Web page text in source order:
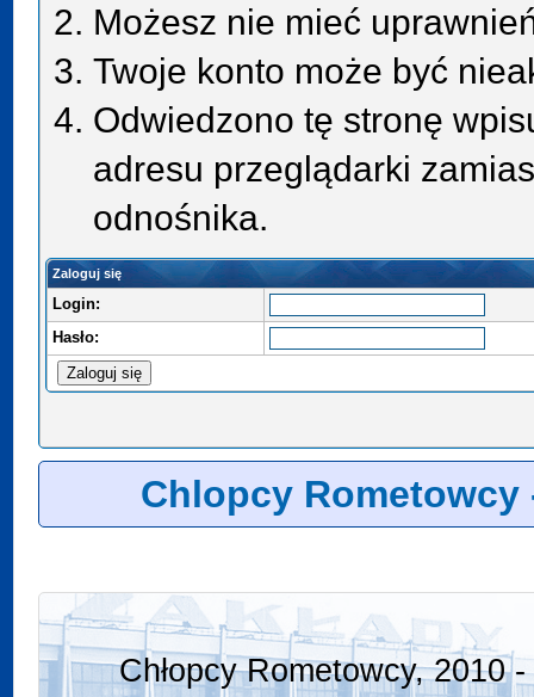
Możesz nie mieć
Twoje konto może być
Odwiedzono tę stronę
adresu przeglądarki
odnośnika.
Zaloguj się
Login:
Hasło:
Chlopcy Rometowcy
Chłopcy Rometowcy, 2010